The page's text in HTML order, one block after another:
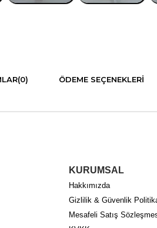
(0) ÖDEME SEÇENEKLERI
KURUMSAL
Hakkımızda
Gizlilik & Güvenlik
Mesafeli Satış